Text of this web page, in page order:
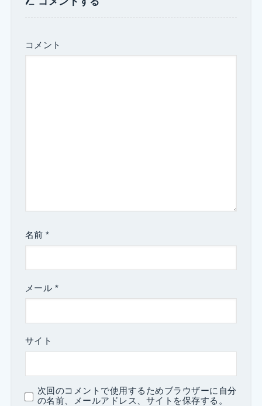
コメント
名前*
メール *
サイト
次回のコメントで使用するためブラウザーに自分
の名前、メールアドレス、サイトを保存する。